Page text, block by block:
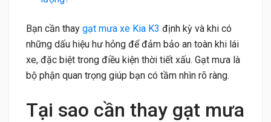
Bạn cần thay gạt mưa xe Kia K3 định kỳ và khi có
những dấu hiệu hư hỏng để đảm bảo an toàn khi lái
xe, đặc biệt trong điều kiện thời tiết xấu. Gạt mưa là
bộ phận quan trọng giúp bạn có tầm nhìn rõ ràng.
Tại sao cần thay gạt mưa